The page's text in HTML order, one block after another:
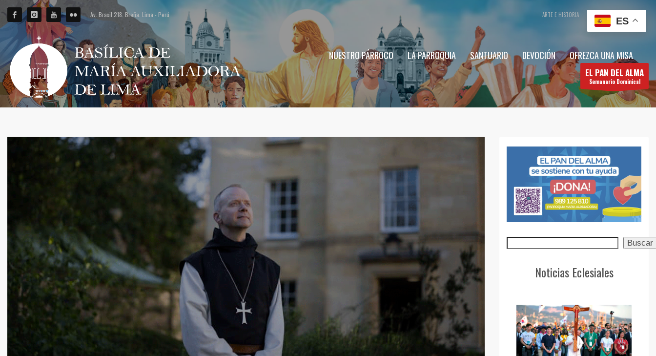
Av. Brasil 218. Breña. Lima - Perú ARTE E HISTORIA CONTÁCTENOS
NUESTRO PÁRROCO LA PARROQUIA SANTUARIO DEVOCIÓN OFREZCA UNA MISA
EL PAN DEL ALMA
Semanario Dominical
Buscar Buscar
Noticias Eclesiales
ES